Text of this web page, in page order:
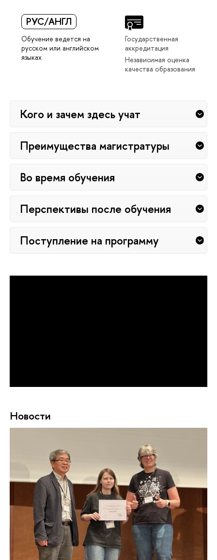
РУС/АНГЛ
Обучение ведется на
русском или английском
языках
Государственная
аккредитация
Независимая оценка
качества образования
Кого и зачем здесь учат
Преимущества магистратуры
Во время обучения
Перспективы после обучения
Поступление на программу
Новости